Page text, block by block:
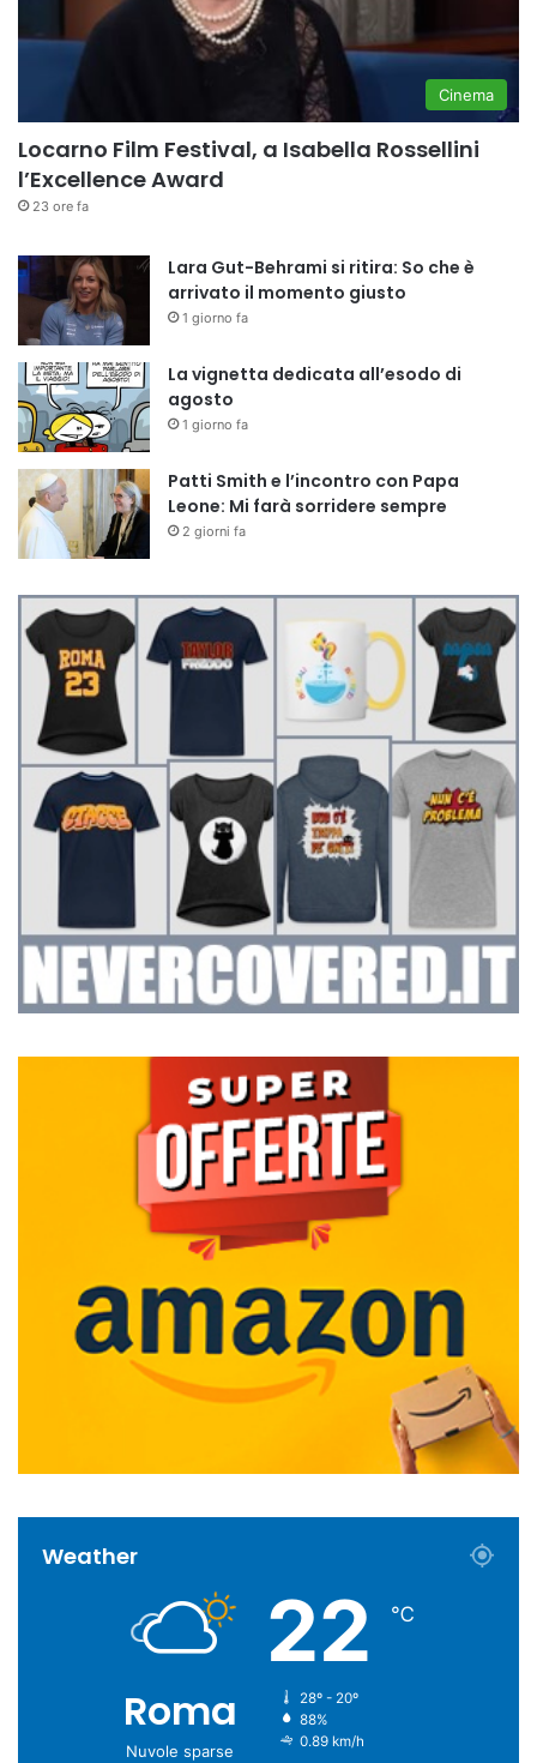
Cinema
Locarno Film Festival, a Isabella Rossellini
l’Excellence Award
23 ore fa
Lara Gut-Behrami si ritira: So che è
arrivato il momento giusto
1 giorno fa
La vignetta dedicata all’esodo di
agosto
1 giorno fa
Patti Smith e l’incontro con Papa
Leone: Mi farà sorridere sempre
2 giorni fa
Weather
Roma
Nuvole sparse
22 ℃
28º - 20º
88%
0.89 km/h